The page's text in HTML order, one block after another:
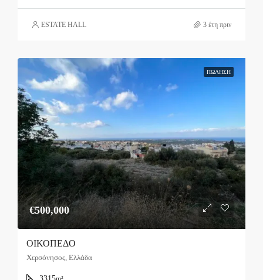
ESTATE HALL 3 έτη πριν
ΠΏΛΗΣΗ
€500,000
ΟΙΚΟΠΕΔΟ
Χερσόνησος, Ελλάδα